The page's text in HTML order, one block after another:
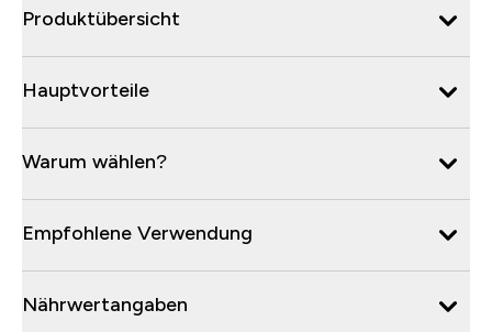
Produktübersicht
Hauptvorteile
Warum wählen?
Empfohlene Verwendung
Nährwertangaben